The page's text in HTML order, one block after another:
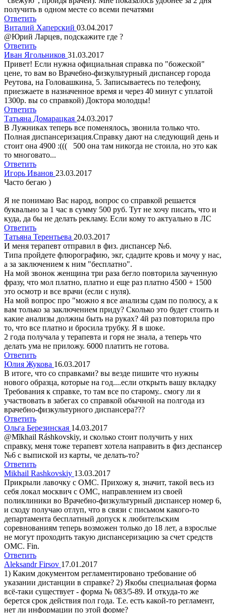
получить в одном месте со всеми печатями
Ответить
Виталий Хаперский 03.04.2017
@Юрий Ларцев, подскажите где ?
Ответить
Иван Ягольников 31.03.2017
Привет! Если нужна официальная справка по "божеской"
цене, то вам во Врачебно-физкультурный диспансер города
Реутова, на Головашкина, 5. Записываетесь по телефону,
приезжаете в назначенное время и через 40 минут с уплатой
1300р. вы со справкой) Доктора молодцы!
Ответить
Татьяна Домарацкая 24.03.2017
В Лужниках теперь все поменялось, звонила только что.
Полная диспансеризация.Справку дают на следующий день и
стоит она 4900 :((( 500 она там никогда не стоила, но это как
то многовато...
Ответить
Игорь Иванов 23.03.2017
Часто бегаю )
Я не понимаю Вас народ, вопрос со справкой решается
буквально за 1 час в сумму 500 руб. Тут не хочу писать, что и
куда, да бы не делать рекламу. Если кому то актуально в ЛС
Ответить
Татьяна Терентьева 20.03.2017
И меня терапевт отправил в физ. диспансер №6.
Типа пройдете флюрографию, экг, сдадите кровь и мочу у нас,
а за заключением к ним "бесплатно".
На мой звонок женщина три раза бегло повторила заученную
фразу, что мол платно, платно и еще раз платно 4500 + 1500
это осмотр и все врачи (если с нуля).
На мой вопрос про "можно я все анализы сдам по полюсу, а к
вам только за заключением приду? Сколько это будет стоить и
какие анализы должны быть на руках? 4й раз повторила про
то, что все платно и бросила трубку. Я в шоке.
2 года получала у терапевта и горя не знала, а теперь что
делать ума не приложу. 6000 платить не готова.
Ответить
Юлия Жукова 16.03.2017
В итоге, что со справками? вы везде пишите что нужны
нового образца, которые на год....если открыть вашу вкладку
Требования к справке, то там все по старому.. смогу ли я
участвовать в забегах со справкой обычной на полгода из
врачебно-физкультурного диспансера???
Ответить
Ольга Березинская 14.03.2017
@Mĩkhail Ráshkovskiy, и сколько стоит получить у них
справку, меня тоже терапевт хотела направить в физ деспансер
№6 с выпиской из карты, че делать-то?
Ответить
Mikhail Rashkovskiy 13.03.2017
Прикрыли лавочку с ОМС. Прихожу я, значит, такой весь из
себя локал москвич с ОМС, направлением из своей
поликлиники во Врачебно-физкультурный диспансер номер 6,
и сходу получаю отлуп, что в связи с письмом какого-то
департамента бесплатный допуск к любительским
соревнованиям теперь возможен только до 18 лет, а взрослые
не могут проходить такую диспансеризацию за счет средств
ОМС. Fin.
Ответить
Aleksandr Firsov 17.01.2017
1) Каким документом регламентировано требование об
указании дистанции в справке? 2) Якобы специальная форма
всё-таки существует - форма № 083/5-89. И откуда-то же
берется срок действия пол года. Т.е. есть какой-то регламент,
нет ли информации по этой форме?